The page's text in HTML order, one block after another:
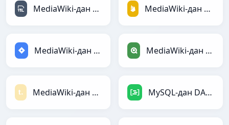
MediaWiki-дан YAML-ға MediaWiki-дан Firebase-ға
MediaWiki-дан Jira-ға MediaWiki-дан Qlik-ға
MediaWiki-дан Textile-ға MySQL-дан DAX-ға